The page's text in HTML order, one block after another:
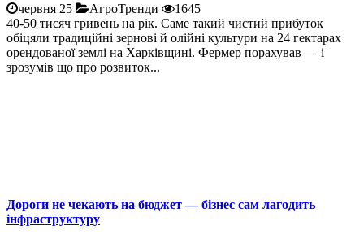
червня 25 АгроТренди
1645
40-50 тисяч гривень на рік. Саме такий чистий прибуток
обіцяли традиційні зернові й олійні культури на 24 гектарах
орендованої землі на Харківщині. Фермер порахував — і
зрозумів що про розвиток...
Дороги не чекають на бюджет — бізнес сам лагодить
інфраструктуру